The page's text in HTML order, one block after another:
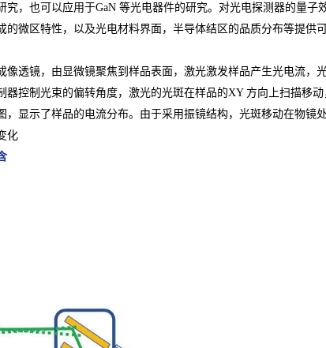
究，也可以应用于GaN 等光电器件的研究。对光电探测器的量
微区特性，以及光电材料界面，半导体结区的品质分布等提供可
像透镜，由显微镜聚焦到样品表面，激光激发样品产生光电流，
器控制光束的偏转角度，激光的光斑在样品的XY 方向上扫描移
，显示了样品的电流分布。由于采用振镜结构，光斑移动在物镜
化